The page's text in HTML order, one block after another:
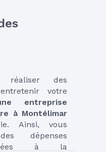
des
votre
entreprise
à Montélimar
Ainsi, vous
dépenses
liées à la